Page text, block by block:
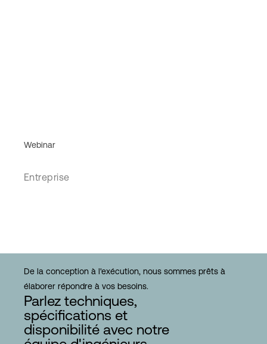
Webinar
Entreprise
De la conception à l'exécution, nous sommes prêts à
élaborer répondre à vos besoins.
Parlez techniques,
spécifications et
disponibilité avec notre